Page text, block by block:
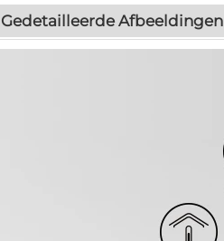
Gedetailleerde Afbeeldingen